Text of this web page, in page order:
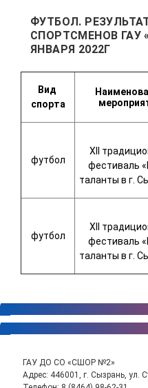
ФУТБОЛ.
СПОРТСМЕНОВ ГАУ
ЯНВАРЯ 2022Г
Вид
спорта
футбол
XII
фестиваль
таланты в г.
футбол
XII
фестиваль
таланты в г.
ГАУ ДО СО «СШОР №2»
Адрес: 446001, г. Сызрань, ул.